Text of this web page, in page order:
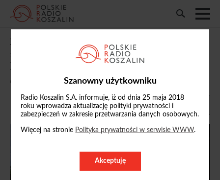
Szanowny użytkowniku
Radio Koszalin S.A. informuje, iż od dnia 25 maja 2018
roku wprowadza aktualizację polityki prywatności i
zabezpieczeń w zakresie przetwarzania danych osobowych.
Więcej na stronie Polityka prywatności w serwisie WWW.
Akceptuję
Koszalińska wąskotorówka z wakacyjnym
rozkładem. Do końca sierpnia będzie
kursować częściej
08/07/2026, 17:26